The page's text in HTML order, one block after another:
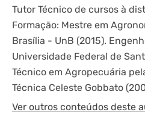
Tutor Técnico de cursos à
Formação: Mestre em
Brasília - UnB (2015).
Universidade Federal de
Técnico em Agropecuária
Técnica Celeste Gobbato
Ver outros conteúdos deste